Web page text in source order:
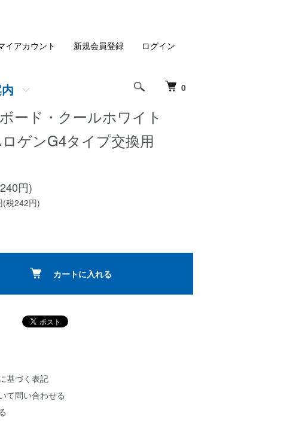
0
イアカウント 新規会員登録 ログイン
ード・クールホワイト
ゲンG4タイプ交換用
円)
(税242円)
カートに入れる
基づく表記
て問い合わせる